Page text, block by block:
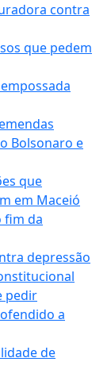
contra
que pedem
Bolsonaro e
que
em Maceió
fim da
depressão
pedir
a
de